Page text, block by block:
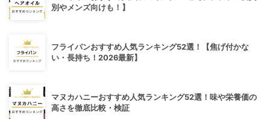
別やメンズ向けも！】
フライパンおすすめ人気ランキング52選！【焦げ付かな
い・長持ち！2026最新】
マヌカハニーおすすめ人気ランキング52選！味や栄養価の
高さを徹底比較・検証